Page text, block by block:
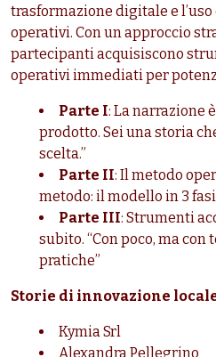
trasformazione digitale e
operativi. Con un approccio
partecipanti acquisiscono
operativi immediati per
Parte I: La narrazione
prodotto. Sei una storia
scelta.”
Parte II: Il metodo
metodo: il modello in 3
Parte III: Strumenti
subito. “Con poco, ma con
pratiche”
Storie di innovazione
Kymia Srl
Alexandra Pellegrino